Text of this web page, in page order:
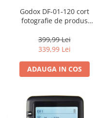
Filme instant FUJI INSTAX
diapozitive 35mm color
diapozitive late 120mm color
negative 35mm color
negative late 120mm alb-negru
Godox DF-01-120 cort
fotografie de produs
399,99 Lei
339,99 Lei
ADAUGA IN COS